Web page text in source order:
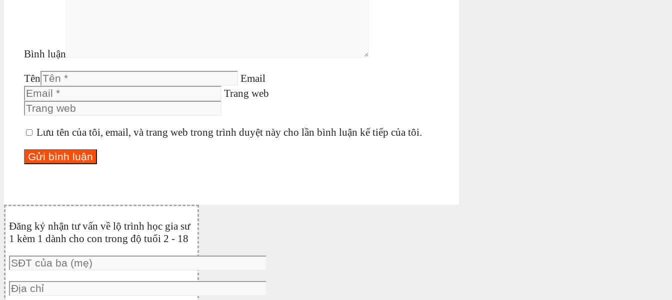
Bình luận
Tên
Email
Trang web
Lưu tên của tôi, email, và trang web trong trình duyệt này cho lần bình luận kế tiếp của tôi.
Đăng ký nhận tư vấn về lộ trình học gia sư
1 kèm 1 dành cho con trong độ tuổi 2 - 18